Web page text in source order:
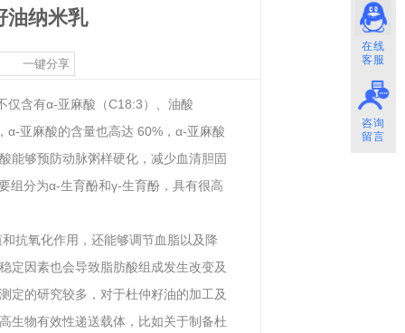
在线
客服
咨询
留言
油纳米乳
一键分享
仅含有α-亚麻酸（C18:3）、油酸
α-亚麻酸的含量也高达 60%，α-亚麻酸
能够预防动脉粥样硬化，减少血清胆固
组分为α-生育酚和γ-生育酚，具有很高
抗氧化作用，还能够调节血脂以及降
定因素也会导致脂肪酸组成发生改变及
定的研究较多，对于杜仲籽油的加工及
生物有效性递送载体，比如关于制备杜